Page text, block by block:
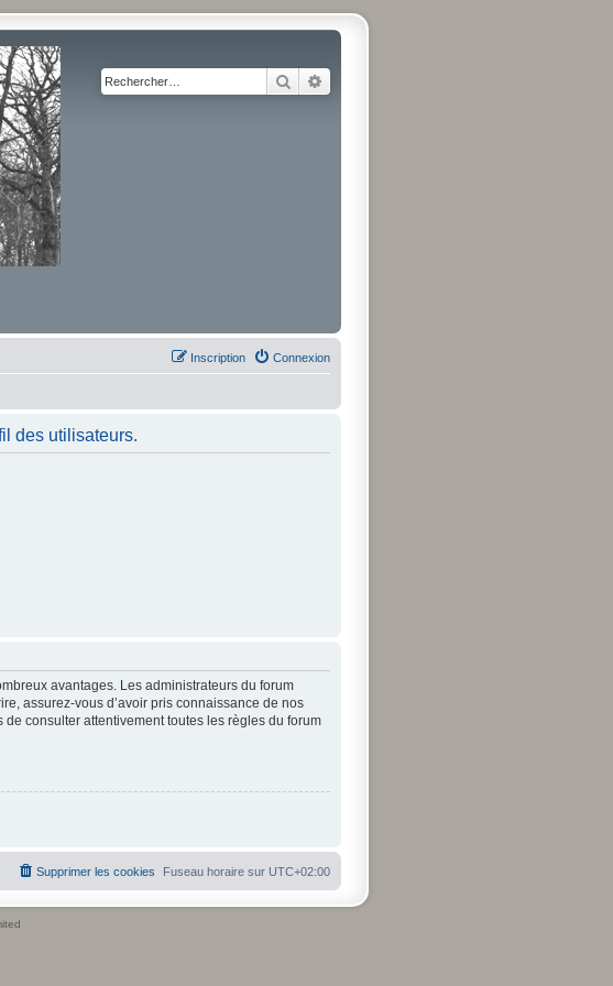
Rechercher
Connexion
Inscription
des utilisateurs.
avantages. Les administrateurs du forum
assurez-vous d’avoir pris connaissance de nos
consulter attentivement toutes les règles du forum
Fuseau horaire sur UTC+02:00
Supprimer les cookies